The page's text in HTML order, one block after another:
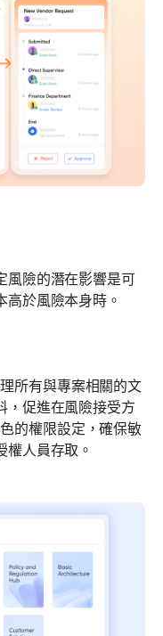
風險的潛在影響是可
於風險本身時。
所有與專案相關的文
，促進在風險接受方
的權限設定，確保敏
人員存取。